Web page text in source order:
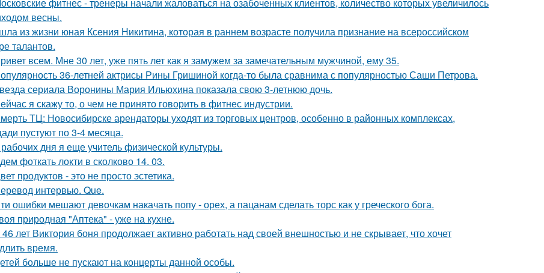
весны.
из жизни юная Ксения Никитина, которая в раннем возрасте получила признание на всероссийском
талантов.
всем. Мне 30 лет, уже пять лет как я замужем за замечательным мужчиной, ему 35.
36-летней актрисы Рины Гришиной когда-то была сравнима с популярностью Саши Петрова.
сериала Воронины Мария Ильюхина показала свою 3-летнюю дочь.
я скажу то, о чем не принято говорить в фитнес индустрии.
ТЦ: Новосибирске арендаторы уходят из торговых центров, особенно в районных комплексах,
пустуют по 3-4 месяца.
дня я еще учитель физической культуры.
фоткать локти в сколково 14. 03.
продуктов - это не просто эстетика.
интервью. Que.
ошибки мешают девочкам накачать попу - орех, а пацанам сделать торс как у греческого бога.
природная "Аптека" - уже на кухне.
лет Виктория боня продолжает активно работать над своей внешностью и не скрывает, что хочет
время.
больше не пускают на концерты данной особы.